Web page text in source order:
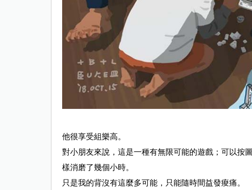
他很享受組樂高。
對小朋友來說，這是一種有無限可能的遊戲；可以按
樣消磨了幾個小時。
只是我的背沒有這麼多可能，只能隨時間益發痠痛。